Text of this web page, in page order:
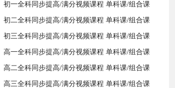
初一全科同步提高/满分视频课程 单科课/组合课
初二全科同步提高/满分视频课程 单科课/组合课
初三全科同步提高/满分视频课程 单科课/组合课
高一全科同步提高/满分视频课程 单科课/组合课
高二全科同步提高/满分视频课程 单科课/组合课
高三全科同步提高/满分视频课程 单科课/组合课